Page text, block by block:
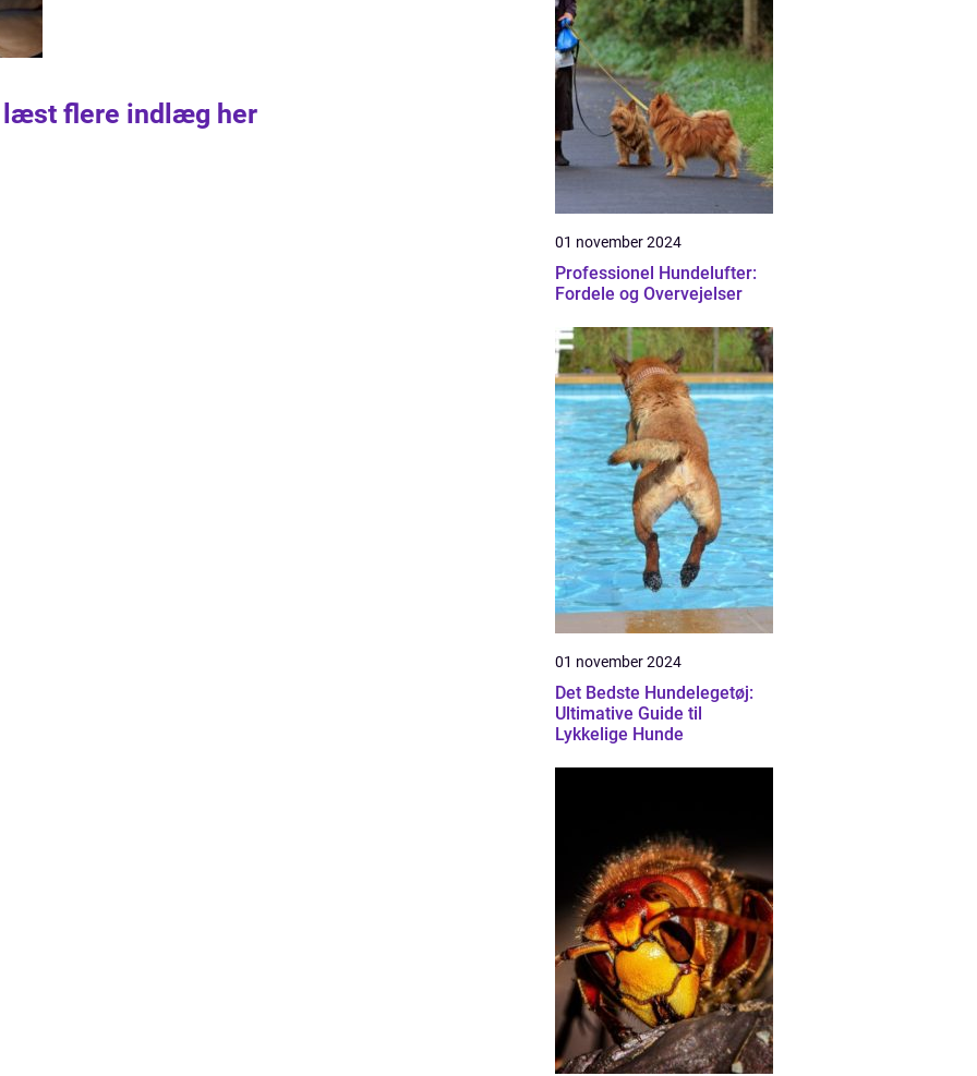
læst flere indlæg her
01 november 2024
Professionel Hundelufter:
Fordele og Overvejelser
01 november 2024
Det Bedste Hundelegetøj:
Ultimative Guide til
Lykkelige Hunde